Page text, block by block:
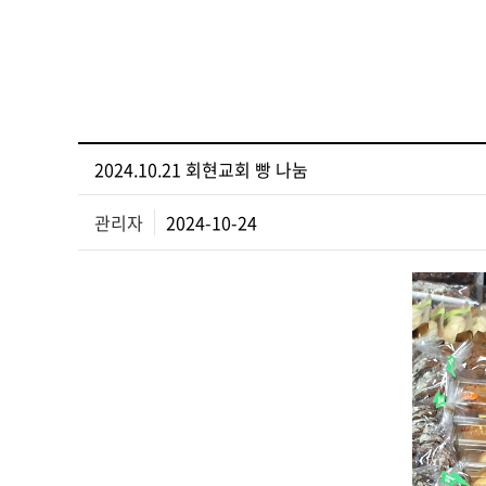
2024.10.21 회현교회 빵 나눔
관리자 2024-10-24